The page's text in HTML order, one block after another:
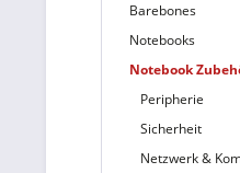
Barebones
Notebooks
Notebook
Peripherie
Sicherheit
Netzwerk &